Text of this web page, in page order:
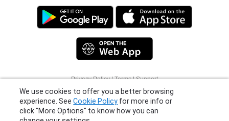
Privacy Policy|Terms|Support
© 2026 Moovit Updates - All Rights Reserved.
click "More Options" to know how you can
change your settings.